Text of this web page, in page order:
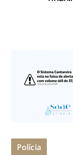
Polícia